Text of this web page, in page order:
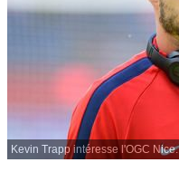
Kevin Trapp intéresse l'OGC Nice.